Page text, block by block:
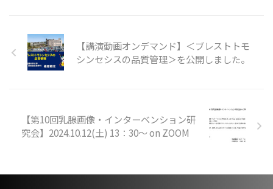
【講演動画オンデマンド】＜ブレストトモ
シンセシスの品質管理＞を公開しました。
【第10回乳腺画像・インターベンション研
究会】2024.10.12(土) 13：30～ on ZOOM